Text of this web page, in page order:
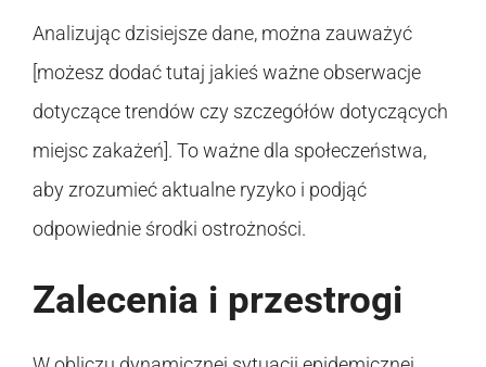
Analizując dzisiejsze dane, można zauważyć
[możesz dodać tutaj jakieś ważne obserwacje
dotyczące trendów czy szczegółów dotyczących
miejsc zakażeń]. To ważne dla społeczeństwa,
aby zrozumieć aktualne ryzyko i podjąć
odpowiednie środki ostrożności.
Zalecenia i przestrogi